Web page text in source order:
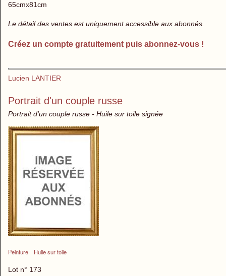
65cmx81cm
Le détail des ventes est uniquement accessible aux abonnés.
Créez un compte gratuitement puis abonnez-vous !
Lucien LANTIER
Portrait d'un couple russe
Portrait d'un couple russe - Huile sur toile signée
Peinture Huile sur toile
Lot n° 173